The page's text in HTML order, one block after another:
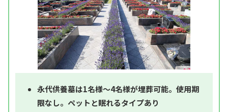
永代供養墓は1名様～4名様が埋葬可能。使用期
限なし。ペットと眠れるタイプあり